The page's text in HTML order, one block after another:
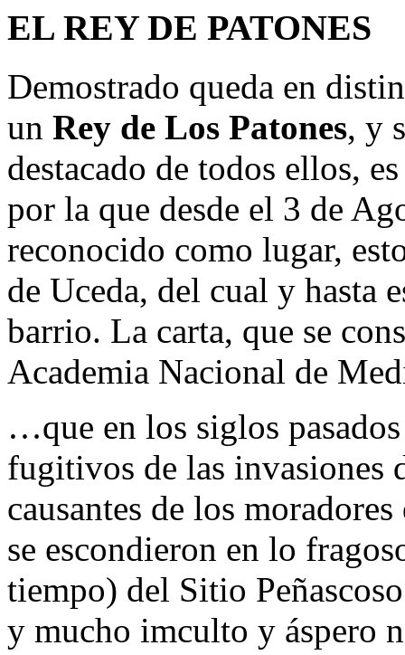
EL REY DE PATONES
Demostrado queda en
un Rey de Los Patones, y
destacado de todos ellos,
por la que desde el 3 de
reconocido como lugar,
de Uceda, del cual y hasta
barrio. La carta, que se
Academia Nacional de
…que en los siglos pasados
fugitivos de las invasiones
causantes de los
se escondieron en lo
tiempo) del Sitio
y mucho imculto y áspero